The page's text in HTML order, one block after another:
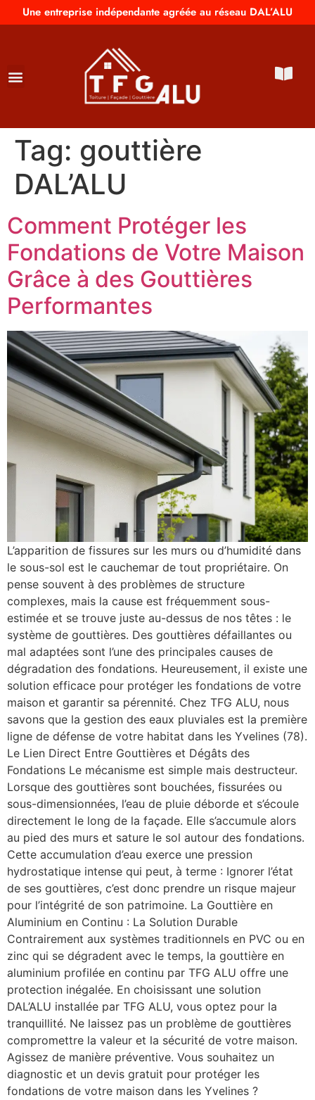
Une entreprise indépendante agréée au réseau DAL’ALU
Tag: gouttière
DAL’ALU
Comment Protéger les
Fondations de Votre Maison
Grâce à des Gouttières
Performantes
L’apparition de fissures sur les murs ou d’humidité dans
le sous-sol est le cauchemar de tout propriétaire. On
pense souvent à des problèmes de structure
complexes, mais la cause est fréquemment sous-
estimée et se trouve juste au-dessus de nos têtes : le
système de gouttières. Des gouttières défaillantes ou
mal adaptées sont l’une des principales causes de
dégradation des fondations. Heureusement, il existe une
solution efficace pour protéger les fondations de votre
maison et garantir sa pérennité. Chez TFG ALU, nous
savons que la gestion des eaux pluviales est la première
ligne de défense de votre habitat dans les Yvelines (78).
Le Lien Direct Entre Gouttières et Dégâts des
Fondations Le mécanisme est simple mais destructeur.
Lorsque des gouttières sont bouchées, fissurées ou
sous-dimensionnées, l’eau de pluie déborde et s’écoule
directement le long de la façade. Elle s’accumule alors
au pied des murs et sature le sol autour des fondations.
Cette accumulation d’eau exerce une pression
hydrostatique intense qui peut, à terme : Ignorer l’état
de ses gouttières, c’est donc prendre un risque majeur
pour l’intégrité de son patrimoine. La Gouttière en
Aluminium en Continu : La Solution Durable
Contrairement aux systèmes traditionnels en PVC ou en
zinc qui se dégradent avec le temps, la gouttière en
aluminium profilée en continu par TFG ALU offre une
protection inégalée. En choisissant une solution
DAL’ALU installée par TFG ALU, vous optez pour la
tranquillité. Ne laissez pas un problème de gouttières
compromettre la valeur et la sécurité de votre maison.
Agissez de manière préventive. Vous souhaitez un
diagnostic et un devis gratuit pour protéger les
fondations de votre maison dans les Yvelines ?